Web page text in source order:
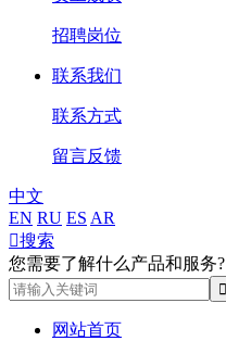
招聘岗位
联系我们
联系方式
留言反馈
中文
EN RU ES AR
搜索
您需要了解什么产品和服务?
网站首页